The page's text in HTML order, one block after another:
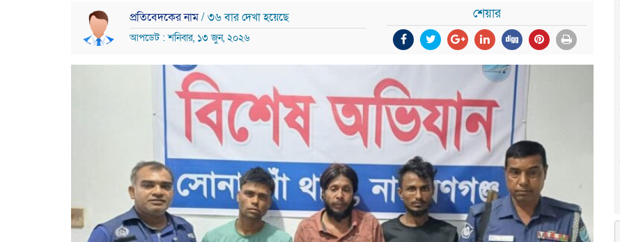
প্রতিবেদকের নাম/ ৩৬ বার দেখা হয়েছে
আপডেট : শনিবার, ১৩ জুন, ২০২৬
শেয়ার